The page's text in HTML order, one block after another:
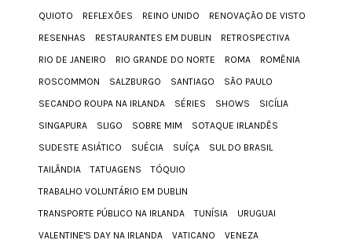
QUIOTO
REFLEXÕES REINO UNIDO
RENOVAÇÃO DE VISTO
RESENHAS
RESTAURANTES EM DUBLIN
RETROSPECTIVA
RIO DE JANEIRO
RIO GRANDE DO NORTE ROMA
ROMÊNIA
ROSCOMMON
SALZBURGO SANTIAGO
SÃO PAULO
SECANDO ROUPA NA IRLANDA
SÉRIES SHOWS
SICÍLIA
SINGAPURA
SLIGO SOBRE MIM
SOTAQUE IRLANDÊS
SUDESTE ASIÁTICO
SUÉCIA SUÍÇA
SUL DO BRASIL
TAILÂNDIA
TATUAGENS
TÓQUIO
TRABALHO VOLUNTÁRIO EM DUBLIN
TRANSPORTE PÚBLICO NA IRLANDA
TUNÍSIA
URUGUAI
VALENTINE'S DAY NA IRLANDA
VATICANO VENEZA